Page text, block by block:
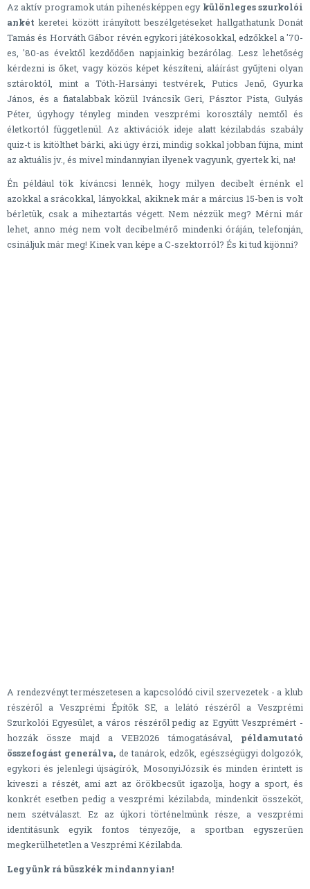
Az aktív programok után pihenésképpen egy különleges szurkolói
ankétkeretei között irányított beszélgetéseket hallgathatunk Donát
Tamás és Horváth Gábor révén egykori játékosokkal, edzőkkel a '70-
es, '80-as évektől kezdődően napjainkig bezárólag. Lesz lehetőség
kérdezni is őket, vagy közös képet készíteni, aláírást gyűjteni olyan
sztároktól, mint a Tóth-Harsányi testvérek, Putics Jenő, Gyurka
János, és a fiatalabbak közül Iváncsik Geri, Pásztor Pista, Gulyás
Péter, úgyhogy tényleg minden veszprémi korosztály nemtől és
életkortól függetlenül. Az aktivációk ideje alatt kézilabdás szabály
quiz-t is kitölthet bárki, aki úgy érzi, mindig sokkal jobban fújna, mint
az aktuális jv., és mivel mindannyian ilyenek vagyunk, gyertek ki, na!
Én például tök kíváncsi lennék, hogy milyen decibelt érnénk el
azokkal a srácokkal, lányokkal, akiknek már a március 15-ben is volt
bérletük, csak a miheztartás végett. Nem nézzük meg? Mérni már
lehet, anno még nem volt decibelmérő mindenki óráján, telefonján,
csináljuk már meg! Kinek van képe a C-szektorról? És ki tud kijönni?
A rendezvényt természetesen a kapcsolódó civil szervezetek - a klub
részéről a Veszprémi Építők SE, a lelátó részéről a Veszprémi
Szurkolói Egyesület, a város részéről pedig az Együtt Veszprémért -
hozzák össze majd a VEB2026 támogatásával, példamutató
összefogást generálva, de tanárok, edzők, egészségügyi dolgozók,
egykori és jelenlegi újságírók, MosonyiJózsik és minden érintett is
kiveszi a részét, ami azt az örökbecsűt igazolja, hogy a sport, és
konkrét esetben pedig a veszprémi kézilabda, mindenkit összeköt,
nem szétválaszt. Ez az újkori történelmünk része, a veszprémi
identitásunk egyik fontos tényezője, a sportban egyszerűen
megkerülhetetlen a Veszprémi Kézilabda.
Legyünk rá büszkék mindannyian!